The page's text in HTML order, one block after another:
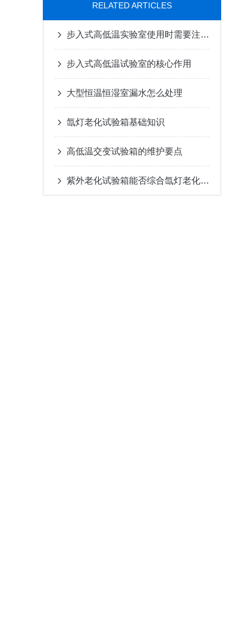
RELATED ARTICLES
步入式高低温实验室使用时需要注意什么
步入式高低温试验室的核心作用
大型恒温恒湿室漏水怎么处理
氙灯老化试验箱基础知识
高低温交变试验箱的维护要点
紫外老化试验箱能否综合氙灯老化试验箱功能 ？